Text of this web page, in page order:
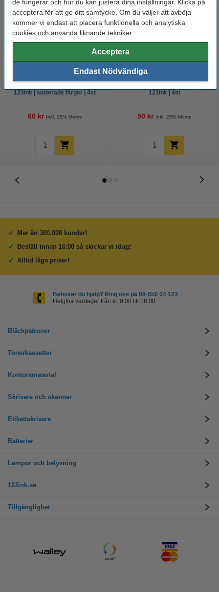
de fungerar och hur du kan justera dina inställningar. Klicka på
acceptera för att ge ditt samtycke. Om du väljer att avböja
kommer vi endast att placera funktionella och analytiska
cookies och använda liknande tekniker.
Acceptera
Endast Nödvändiga
Whiteboardpenna 2.5mm |
123ink | sorterade färger | 4st
60 kr Inkl. 25% Moms
Märkpenna permanent 2.5mm |
123ink | 4st
50 kr Inkl. 25% Moms
Mer än 300.000 kunder!
Beställ innan 16:00 så skickar vi idag!
Alltid låga priser!
Behöver du hjälp? Ring oss på 08-550 04 123
Helgfria vardagar från kl. 9:00 till 16:00
Bläckpatroner
Tonerkassetter
Kontorsmaterial
Skrivare och skanner
Etikettskrivare
Batterier
Lampor och belysning
123ink.se
Tillgänglighet